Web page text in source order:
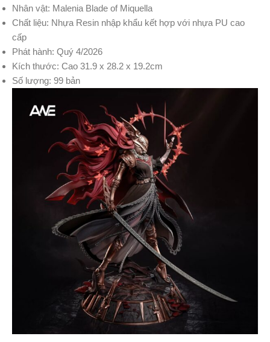
Nhân vật: Malenia Blade of Miquella
Chất liệu: Nhựa Resin nhập khẩu kết hợp với nhựa PU cao
cấp
Phát hành: Quý 4/2026
Kích thước: Cao 31.9 x 28.2 x 19.2cm
Số lượng: 99 bản